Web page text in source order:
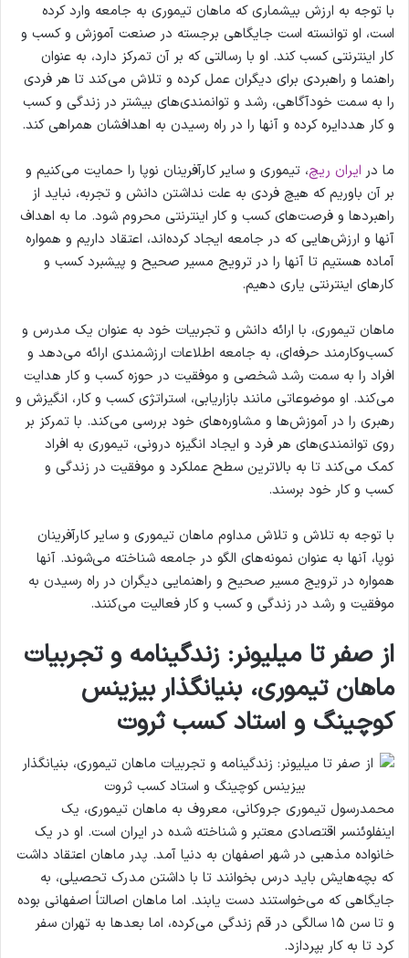
با توجه به ارزش بیشماری که ماهان تیموری به جامعه وارد کرده
است، او توانسته است جایگاهی برجسته در صنعت آموزش و کسب و
کار اینترنتی کسب کند. او با رسالتی که بر آن تمرکز دارد، به عنوان
راهنما و راهبردی برای دیگران عمل کرده و تلاش می‌کند تا هر فردی
را به سمت خودآگاهی، رشد و توانمندی‌های بیشتر در زندگی و کسب
و کار هددایره کرده و آنها را در راه رسیدن به اهدافشان همراهی کند.
ما در ایران ریچ، تیموری و سایر کارآفرینان نوپا را حمایت می‌کنیم و
بر آن باوریم که هیچ فردی به علت نداشتن دانش و تجربه، نباید از
راهبرد‌ها و فرصت‌های کسب و کار اینترنتی محروم شود. ما به اهداف
آنها و ارزش‌هایی که در جامعه ایجاد کرده‌اند، اعتقاد داریم و همواره
آماده هستیم تا آنها را در ترویج مسیر صحیح و پیشبرد کسب و
کارهای اینترنتی یاری دهیم.
ماهان تیموری، با ارائه دانش و تجربیات خود به عنوان یک مدرس و
کسب‌وکارمند حرفه‌ای، به جامعه اطلاعات ارزشمندی ارائه می‌دهد و
افراد را به سمت رشد شخصی و موفقیت در حوزه کسب و کار هدایت
می‌کند. او موضوعاتی مانند بازاریابی، استراتژی کسب و کار، انگیزش و
رهبری را در آموزش‌ها و مشاوره‌های خود بررسی می‌کند. با تمرکز بر
روی توانمندی‌های هر فرد و ایجاد انگیزه درونی، تیموری به افراد
کمک می‌کند تا به بالاترین سطح عملکرد و موفقیت در زندگی و
کسب و کار خود برسند.
با توجه به تلاش و تلاش مداوم ماهان تیموری و سایر کارآفرینان
نوپا، آنها به عنوان نمونه‌های الگو در جامعه شناخته می‌شوند. آنها
همواره در ترویج مسیر صحیح و راهنمایی دیگران در راه رسیدن به
موفقیت و رشد در زندگی و کسب و کار فعالیت می‌کنند.
از صفر تا میلیونر: زندگینامه و تجربیات
ماهان تیموری، بنیانگذار بیزینس
کوچینگ و استاد کسب ثروت
محمدرسول تیموری جروکانی، معروف به ماهان تیموری، یک
اینفلوئنسر اقتصادی معتبر و شناخته شده در ایران است. او در یک
خانواده مذهبی در شهر اصفهان به دنیا آمد. پدر ماهان اعتقاد داشت
که بچه‌هایش باید درس بخوانند تا با داشتن مدرک تحصیلی، به
جایگاهی که می‌خواستند دست یابند. اما ماهان اصالتاً اصفهانی بوده
و تا سن ۱۵ سالگی در قم زندگی می‌کرده، اما بعدها به تهران سفر
کرد تا به کار بپردازد.